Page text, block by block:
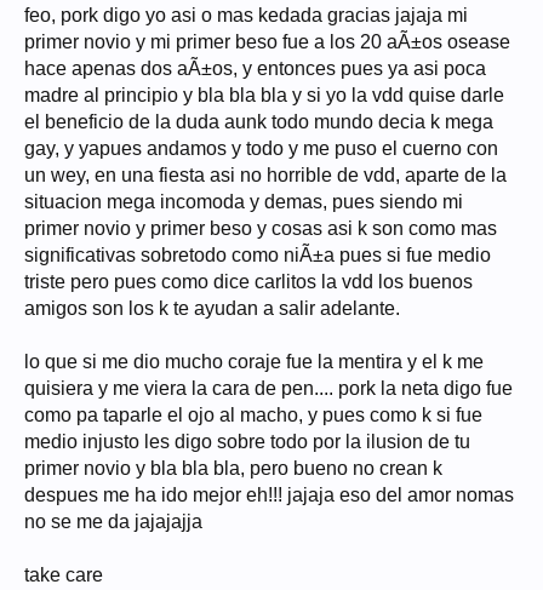
feo, pork digo yo asi o mas kedada gracias jajaja mi
primer novio y mi primer beso fue a los 20 aÃ±os osease
hace apenas dos aÃ±os, y entonces pues ya asi poca
madre al principio y bla bla bla y si yo la vdd quise darle
el beneficio de la duda aunk todo mundo decia k mega
gay, y yapues andamos y todo y me puso el cuerno con
un wey, en una fiesta asi no horrible de vdd, aparte de la
situacion mega incomoda y demas, pues siendo mi
primer novio y primer beso y cosas asi k son como mas
significativas sobretodo como niÃ±a pues si fue medio
triste pero pues como dice carlitos la vdd los buenos
amigos son los k te ayudan a salir adelante.
lo que si me dio mucho coraje fue la mentira y el k me
quisiera y me viera la cara de pen.... pork la neta digo fue
como pa taparle el ojo al macho, y pues como k si fue
medio injusto les digo sobre todo por la ilusion de tu
primer novio y bla bla bla, pero bueno no crean k
despues me ha ido mejor eh!!! jajaja eso del amor nomas
no se me da jajajajja
take care